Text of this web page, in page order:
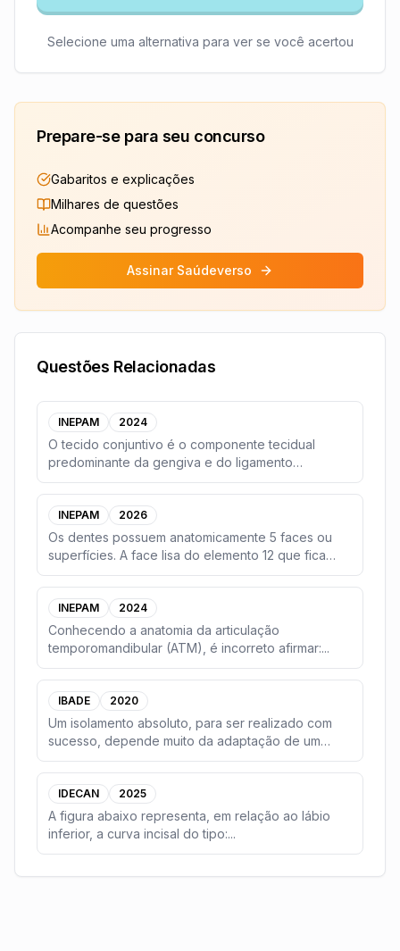
Selecione uma alternativa para ver se você acertou
Prepare-se para seu concurso
Gabaritos e explicações
Milhares de questões
Acompanhe seu progresso
Assinar Saúdeverso
Questões Relacionadas
INEPAM 2024
O tecido conjuntivo é o componente tecidual
predominante da gengiva e do ligamento
periodontal. O co...
INEPAM 2026
Os dentes possuem anatomicamente 5 faces ou
superfícies. A face lisa do elemento 12 que fica
voltada...
INEPAM 2024
Conhecendo a anatomia da articulação
temporomandibular (ATM), é incorreto afirmar:...
IBADE 2020
Um isolamento absoluto, para ser realizado com
sucesso, depende muito da adaptação de um
conjunto ar...
IDECAN 2025
A figura abaixo representa, em relação ao lábio
inferior, a curva incisal do tipo:...